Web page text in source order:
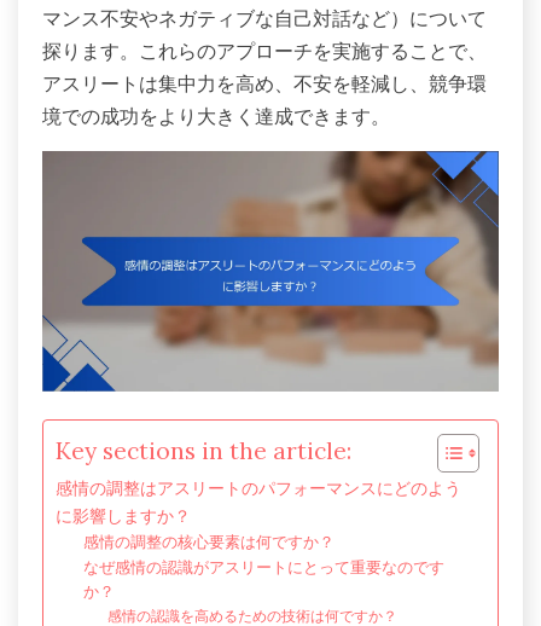
マンス不安やネガティブな自己対話など）について
探ります。これらのアプローチを実施することで、
アスリートは集中力を高め、不安を軽減し、競争環
境での成功をより大きく達成できます。
Key sections in the article:
感情の調整はアスリートのパフォーマンスにどのよう
に影響しますか？
感情の調整の核心要素は何ですか？
なぜ感情の認識がアスリートにとって重要なのです
か？
感情の認識を高めるための技術は何ですか？